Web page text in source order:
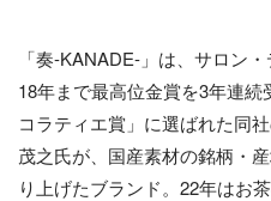
「奏-KANADE-」は、サロン
18年まで最高位金賞を3年連
コラティエ賞」に選ばれた同
茂之氏が、国産素材の銘柄・
り上げたブランド。22年はお